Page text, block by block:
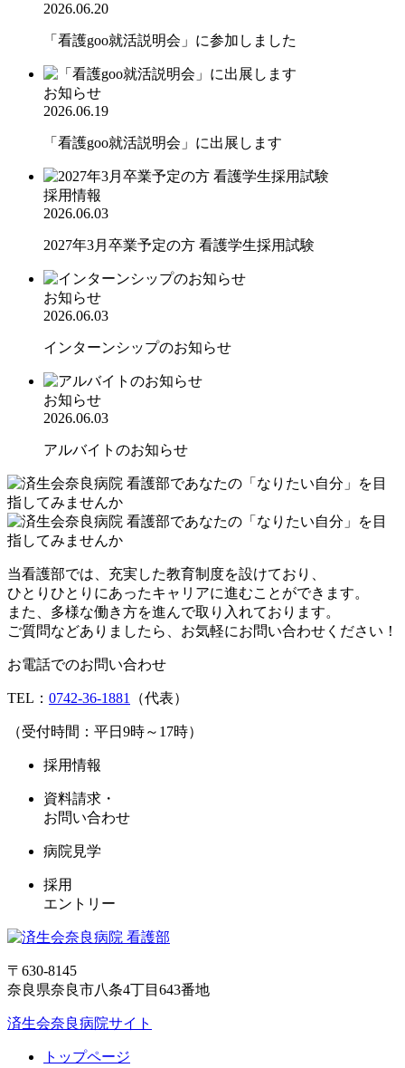
2026.06.20
「看護goo就活説明会」に参加しました
お知らせ
2026.06.19
「看護goo就活説明会」に出展します
採用情報
2026.06.03
2027年3月卒業予定の方 看護学生採用試験
お知らせ
2026.06.03
インターンシップのお知らせ
お知らせ
2026.06.03
アルバイトのお知らせ
当看護部では、充実した教育制度を設けており、
ひとりひとりにあったキャリアに進むことができます。
また、多様な働き方を進んで取り入れております。
ご質問などありましたら、お気軽にお問い合わせください！
お電話でのお問い合わせ
TEL： 0742-36-1881 （代表）
（受付時間：平日9時～17時）
採用情報
資料請求・
お問い合わせ
病院見学
採用
エントリー
〒630-8145
奈良県奈良市八条4丁目643番地
済生会奈良病院サイト
トップページ